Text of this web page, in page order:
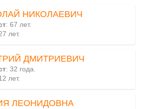
НИКОЛАЕВИЧ
: 67 лет.
лет.
ДМИТРИЕВИЧ
: 32 года.
лет.
ЛЕОНИДОВНА